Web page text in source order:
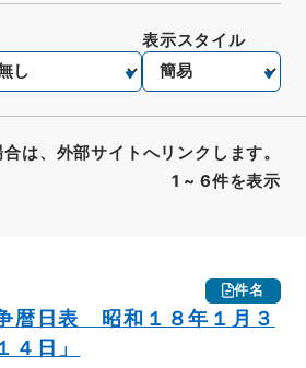
1 ~ 6件を表示
表示スタイル
は、外部サイトへリンクします。
件名
暦日表 昭和１８年１月３
４日」